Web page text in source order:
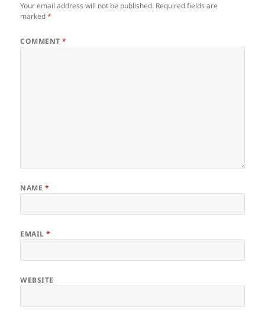
Your email address will not be published. Required fields are
marked*
COMMENT*
NAME *
EMAIL*
WEBSITE